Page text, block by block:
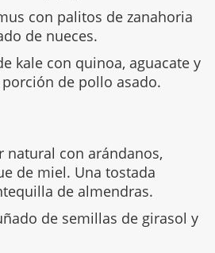
con palitos de zanahoria
de nueces.
kale con quinoa, aguacate y
de pollo asado.
natural con arándanos,
de miel. Una tostada
de almendras.
de semillas de girasol y